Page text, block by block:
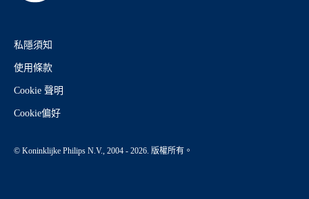
私隱須知
使用條款
Cookie 聲明
Cookie偏好
© Koninklijke Philips N.V., 2004 - 2026. 版權所有。